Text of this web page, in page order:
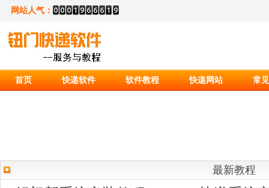
网站人气：
首页 快递软件 软件教程 快递网站 常
最新教程